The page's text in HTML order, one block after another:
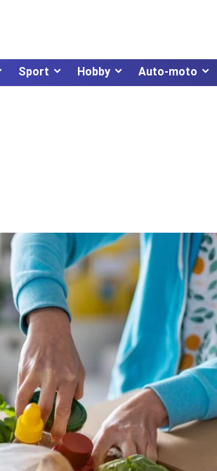
Sport Hobby Auto-moto